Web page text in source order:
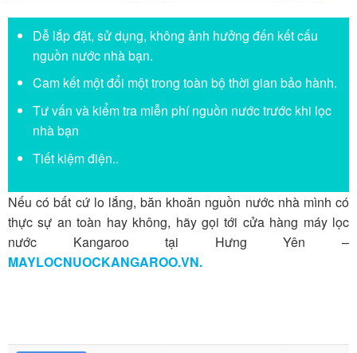
Dễ lắp đặt, sử dụng, không ảnh hưởng đến kết cấu
nguồn nước nhà bạn.
Cam kết một đổi một trong toàn bộ thời gian bảo hành.
Tư vấn và kiểm tra miễn phí nguồn nước trước khi lọc
nhà bạn
Tiết kiệm điện..
Nếu có bất cứ lo lắng, băn khoăn nguồn nước nhà mình có
thực sự an toàn hay không, hãy gọi tới cửa hàng máy lọc
nước Kangaroo tại Hưng Yên –
MAYLOCNUOCKANGAROO.VN.